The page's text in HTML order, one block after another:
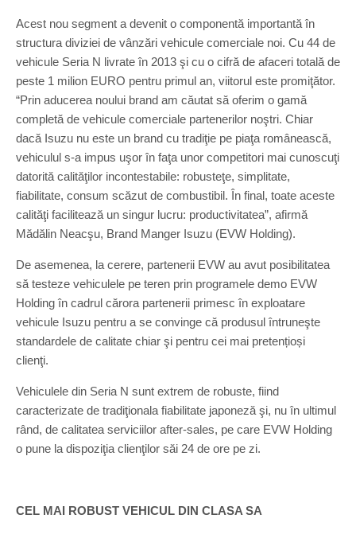
Acest nou segment a devenit o componentă importantă în
structura diviziei de vânzări vehicule comerciale noi. Cu 44 de
vehicule Seria N livrate în 2013 şi cu o cifră de afaceri totală de
peste 1 milion EURO pentru primul an, viitorul este promiţător.
“Prin aducerea noului brand am căutat să oferim o gamă
completă de vehicule comerciale partenerilor noştri. Chiar
dacă Isuzu nu este un brand cu tradiţie pe piaţa românească,
vehiculul s-a impus uşor în faţa unor competitori mai cunoscuţi
datorită calităţilor incontestabile: robusteţe, simplitate,
fiabilitate, consum scăzut de combustibil. În final, toate aceste
calităţi facilitează un singur lucru: productivitatea”, afirmă
Mădălin Neacşu, Brand Manger Isuzu (EVW Holding).
De asemenea, la cerere, partenerii EVW au avut posibilitatea
să testeze vehiculele pe teren prin programele demo EVW
Holding în cadrul cărora partenerii primesc în exploatare
vehicule Isuzu pentru a se convinge că produsul întruneşte
standardele de calitate chiar şi pentru cei mai pretențioși
clienţi.
Vehiculele din Seria N sunt extrem de robuste, fiind
caracterizate de tradiţionala fiabilitate japoneză şi, nu în ultimul
rând, de calitatea serviciilor after-sales, pe care EVW Holding
o pune la dispoziţia clienţilor săi 24 de ore pe zi.
CEL MAI ROBUST VEHICUL DIN CLASA SA